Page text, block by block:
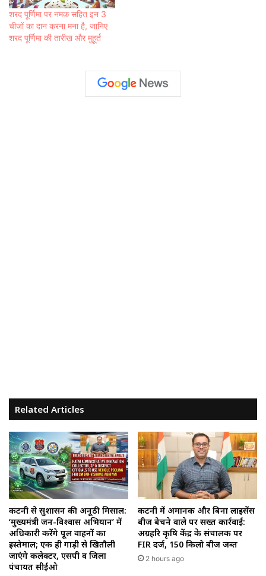
शरद पूर्णिमा पर नमक सहित इन 3
चीजों का दान करना मना है, जानिए
शरद पूर्णिमा की तारीख और मुहूर्त
Related Articles
कटनी से सुशासन की अनूठी मिसाल:
‘मुख्यमंत्री जन-विश्वास अभियान’ में
अधिकारी करेंगे पूल वाहनों का
इस्तेमाल; एक ही गाड़ी से खितौली
जाएंगे कलेक्टर, एसपी व जिला
पंचायत सीईओ
कटनी में अमानक और बिना लाइसेंस
बीज बेचने वाले पर सख्त कार्रवाई:
अग्रहरि कृषि केंद्र के संचालक पर
FIR दर्ज, 150 किलो बीज जब्त
2 hours ago